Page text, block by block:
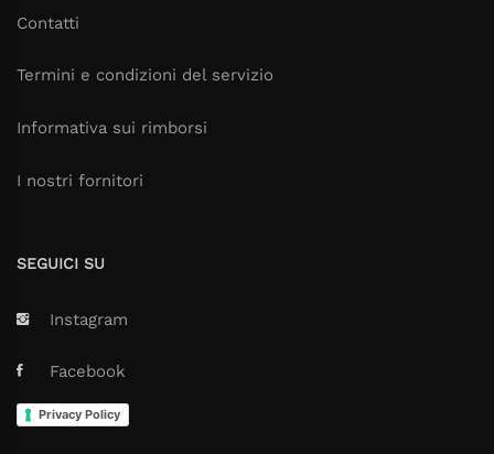
Contatti
Termini e condizioni del servizio
Informativa sui rimborsi
I nostri fornitori
SEGUICI SU
Instagram
Facebook
Privacy Policy